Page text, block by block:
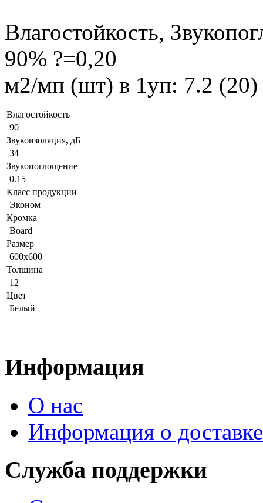
Влагостойкость,
90% ?=0,20
м2/мп (шт) в 1уп: 7.2 (20)
Влагостойкость
90
Звукоизоляция, дБ
34
Звукопоглощение
0.15
Класс продукции
Эконом
Кромка
Board
Размер
600x600
Толщина
12
Цвет
Белый
Информация
О нас
Информация о доставке
Служба поддержки